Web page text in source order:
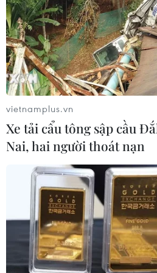
Bộ GD-ĐT dự kiến điều
bổ nhiệm chức danh và xếp
nhà giáo
06/08/2026 02:18
Công nghệ Robot Da
nâng cao năng lực phẫu thuật
chuyên sâu tại Bệnh viện K
06/08/2026 02:13
Nghị quyết số 18-NQ/TW:
nền tảng cho một xã hội
bền vững
06/08/2026 01:55
vietnamplus.vn
Xe tải cẩu tông sập cầu
Nai, hai người thoát nạn